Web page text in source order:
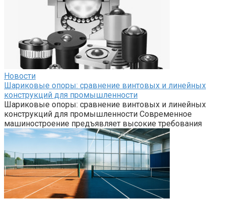
Новости
Шариковые опоры: сравнение винтовых и линейных
конструкций для промышленности
Шариковые опоры: сравнение винтовых и линейных
конструкций для промышленности Современное
машиностроение предъявляет высокие требования